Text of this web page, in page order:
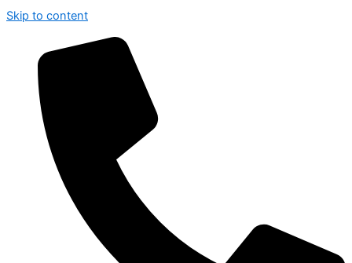
Skip to content